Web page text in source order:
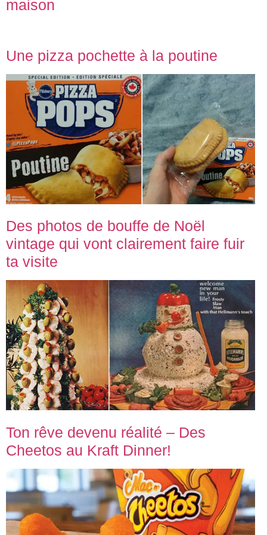
maison
Une pizza pochette à la poutine
Des photos de bouffe de Noël
vintage qui vont clairement faire fuir
ta visite
Ton rêve devenu réalité – Des
Cheetos au Kraft Dinner!